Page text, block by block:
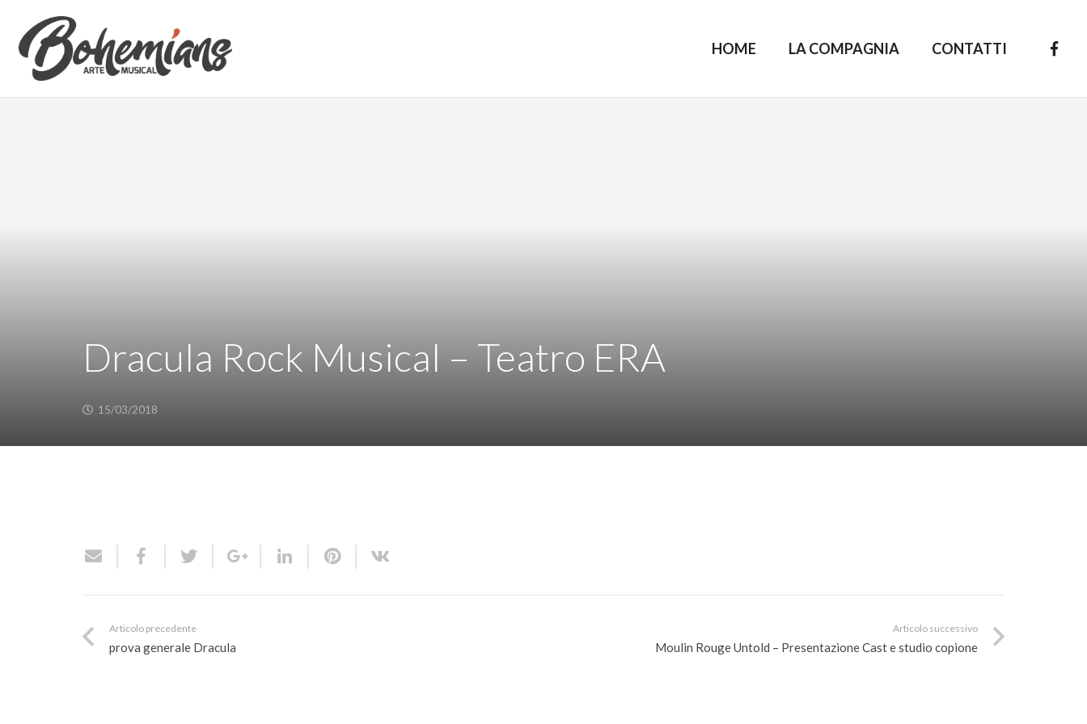
HOME LA COMPAGNIA CONTATTI
Dracula Rock Musical – Teatro ERA
15/03/2018
Articolo precedente
prova generale Dracula
Articolo successivo
Moulin Rouge Untold – Presentazione Cast e studio copione